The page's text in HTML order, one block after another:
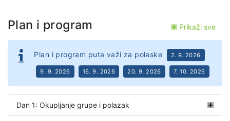
Plan i program Prikaži sve
Plan i program puta važi za polaske 2. 9. 2026
9. 9. 2026 16. 9. 2026 20. 9. 2026 7. 10. 2026
Dan 1: Okupljanje grupe i polazak